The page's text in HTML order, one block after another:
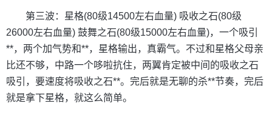
第三波：星格(80级14500左右血量) 吸收之石(80级
26000左右血量) 鼓舞之石(80级15000左右血量)，一个吸引
**，两个加气势和**，星格输出，真霸气。不过和星格父母亲
比还不够，中路一个哆啦抗住，两翼肯定被中间的吸收之石
吸引，要速度将吸收之石**。完后就是无聊的杀**节奏，完后
就是拿下星格，就这么简单。